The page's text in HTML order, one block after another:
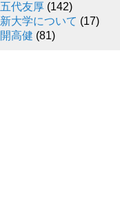
五代友厚 (142)
新大学について (17)
開高健 (81)